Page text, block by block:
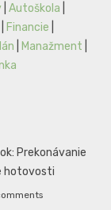
Autoškola
Financie
Manažment
Prekonávanie
hotovosti